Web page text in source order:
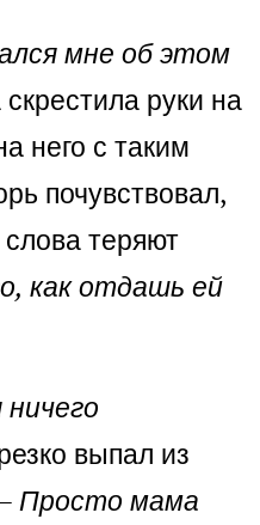
мне об этом
руки на
него с таким
почувствовал,
теряют
как отдашь ей
выпал из
Просто мама